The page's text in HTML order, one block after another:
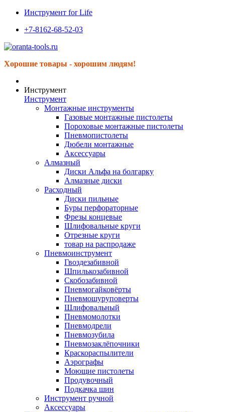
Инструмент for Life
+7-8162-68-52-03
Хорошие товары - хорошим людям!
Инструмент
Инструмент
Монтажные инструменты
Газовые монтажные пистолеты
Пороховые монтажные пистолеты
Пневмопистолеты
Дюбели монтажные
Аксессуары
Алмазный
Диски Альфа на болгарку
Алмазные диски
Расходный
Диски пильные
Буры перфораторные
Фрезы концевые
Шлифовальные круги
Отрезные круги
товар на распродаже
Пневмоинструмент
Гвоздезабивной
Шпилькозабивной
Скобозабивной
Пневмогайковёрты
Пневмошуруповерты
Шлифовальный
Пневмомолотки
Пневмодрели
Пневмозубила
Пневмозаклёпочники
Краскораспылители
Аэрографы
Моющие пистолеты
Продувочный
Подкачка шин
Инструмент ручной
Аксессуары